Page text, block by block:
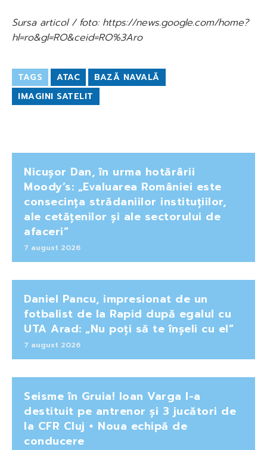
Sursa articol / foto: https://news.google.com/home?
hl=ro&gl=RO&ceid=RO%3Aro
TAGS ATAC
BAZĂ NAVALĂ
IMAGINI SATELIT
Nicușor Dan, în urma hotărârii
Moody’s: „Evaluarea României este
consecința strădaniilor instituțiilor,
ale cetățenilor și ale sectorului de
afaceri”
7 august 2026
Daniel Pancu, impresionat de un
fotbalist de la Rapid după egalul cu
UTA Arad: „Nu poți să te înșeli cu el”
7 august 2026
Seisme în Gruia! Ioan Varga l-a
destituit pe antrenor și 3 jucători de
la CFR Cluj + Noua echipă de
conducere